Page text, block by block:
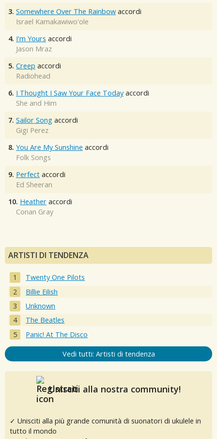
3. Somewhere Over The Rainbow accordi
Israel Kamakawiwo'ole
4. I'm Yours accordi
Jason Mraz
5. Creep accordi
Radiohead
6. I Thought I Saw Your Face Today accordi
She and Him
7. Sailor Song accordi
Gigi Perez
8. You Are My Sunshine accordi
Folk Songs
9. Perfect accordi
Ed Sheeran
10. Heather accordi
Conan Gray
ARTISTI DI TENDENZA
Twenty One Pilots
Billie Eilish
Unknown
The Beatles
Panic! At The Disco
Vedi tutti: Artisti di tendenza
Unisciti alla nostra community!
✓ Unisciti alla più grande comunità di suonatori di ukulele in
tutto il mondo